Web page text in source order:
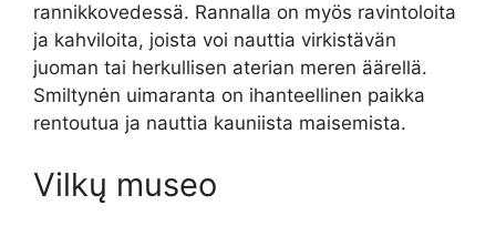
rannikkovedessä. Rannalla on myös ravintoloita
ja kahviloita, joista voi nauttia virkistävän
juoman tai herkullisen aterian meren äärellä.
Smiltynėn uimaranta on ihanteellinen paikka
rentoutua ja nauttia kauniista maisemista.
Vilkų museo